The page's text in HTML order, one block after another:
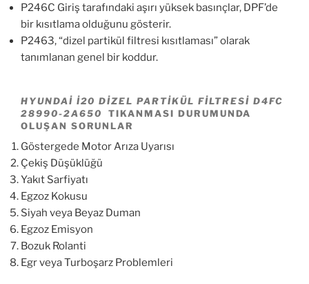
P246C Giriş tarafındaki aşırı yüksek basınçlar, DPF’de
bir kısıtlama olduğunu gösterir.
P2463, “dizel partikül filtresi kısıtlaması” olarak
tanımlanan genel bir koddur.
HYUNDAI I20 DIZEL PARTIKÜL FILTRESI D4FC
28990-2A650TIKANMASI DURUMUNDA
OLUŞAN SORUNLAR
Göstergede Motor Arıza Uyarısı
Çekiş Düşüklüğü
Yakıt Sarfiyatı
Egzoz Kokusu
Siyah veya Beyaz Duman
Egzoz Emisyon
Bozuk Rolanti
Egr veya Turboşarz Problemleri